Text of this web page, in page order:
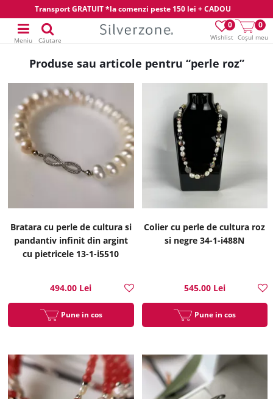
Transport GRATUIT *la comenzi peste 150 lei + CADOU
Wishlist
0
Coșul meu
0
Meniu Căutare
Produse sau articole pentru “perle roz”
Bratara cu perle de cultura si
pandantiv infinit din argint
cu pietricele 13-1-i5510
494.00 Lei
Pune in cos
Colier cu perle de cultura roz
si negre 34-1-i488N
545.00 Lei
Pune in cos